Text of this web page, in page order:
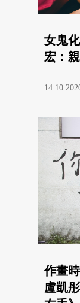
女鬼
宏：
作畫
盧凱